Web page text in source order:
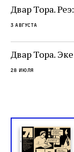
не просто
окружённый
одно решение
целой общины
спора о том,
слово в
Двар Тора.
3 августа
Двар Тора.
28 июля